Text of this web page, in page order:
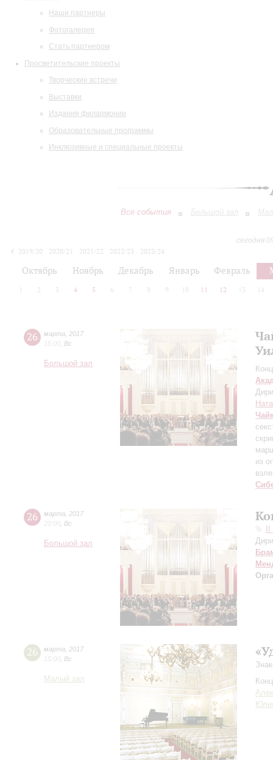
Наши партнеры
Фотогалерея
Стать партнером
Просветительские проекты
Творческие встречи
Выставки
Издания филармонии
Образовательные программы
Инклюзивные и специальные проекты
Все события Большой зал
сегодня
2019/20
2020/21 2021/22 2022/23
2023/24
Октябрь Ноябрь Декабрь Январь Февраль
2 3 4 5 6 7 8 9 10 11 12 13 14
26 марта
2017
15:00 Вс
Большой зал
из
26 марта
2017
20:00 Вс
Большой зал
26 марта
2017
15:00 Вс
Малый зал